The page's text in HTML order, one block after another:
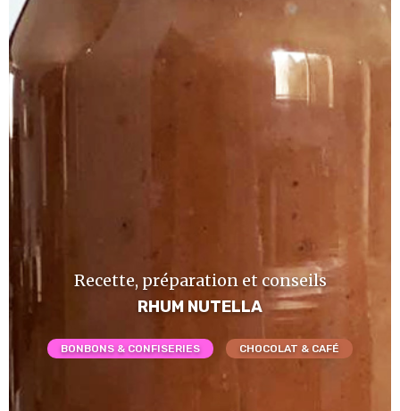
Recette, préparation et conseils
RHUM NUTELLA
BONBONS & CONFISERIES CHOCOLAT & CAFÉ